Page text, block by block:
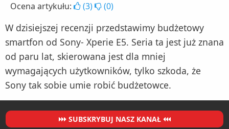
Ocena artykułu:
(3) (0)
W dzisiejszej recenzji przedstawimy budżetowy
smartfon od Sony- Xperie E5. Seria ta jest już znana
od paru lat, skierowana jest dla mniej
wymagających użytkowników, tylko szkoda, że
Sony tak sobie umie robić budżetowce.
SUBSKRYBUJ NASZ KANAŁ